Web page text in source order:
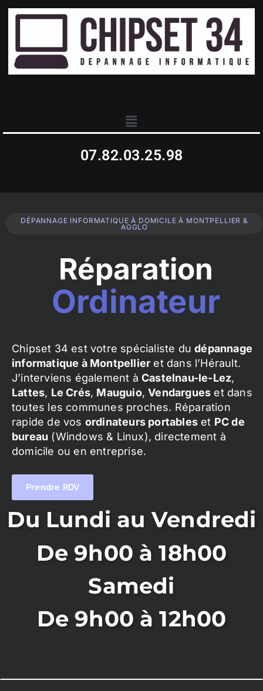
07.82.03.25.98
DÉPANNAGE INFORMATIQUE À DOMICILE À MONTPELLIER &
AGGLO
Réparation
Ordinateur
Chipset 34 est votre spécialiste dudépannage
informatique à Montpellier et dans l’Hérault.
J’interviens également à Castelnau-le-Lez,
Lattes, Le Crés, Mauguio,Vendargues et dans
toutes les communes proches. Réparation
rapide de vos ordinateurs portables et PC de
bureau (Windows & Linux), directement à
domicile ou en entreprise.
Prendre RDV
Du Lundi au Vendredi
De 9h00 à 18h00
Samedi
De 9h00 à 12h00